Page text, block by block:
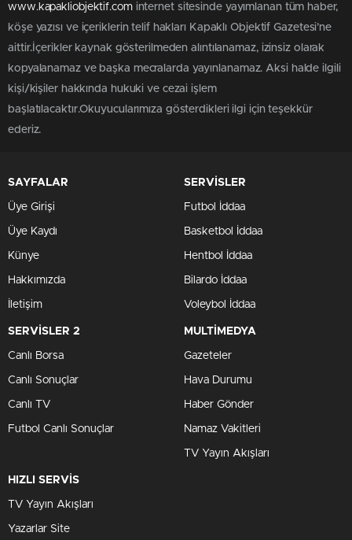
www.kapakliobjektif.cominternet sitesinde yayımlanan tüm haber,
köşe yazısı ve içeriklerin telif hakları Kapaklı Objektif Gazetesi’ne
aittir.İçerikler kaynak gösterilmeden alıntılanamaz, izinsiz olarak
kopyalanamaz ve başka mecralarda yayınlanamaz. Aksi halde ilgili
kişi/kişiler hakkında hukuki ve cezai işlem
başlatılacaktır.Okuyucularımıza gösterdikleri ilgi için teşekkür
ederiz.
SAYFALAR
Üye Girişi
Üye Kaydı
Künye
Hakkımızda
İletişim
SERVİSLER
Futbol İddaa
Basketbol İddaa
Hentbol İddaa
Bilardo İddaa
Voleybol İddaa
SERVİSLER 2
Canlı Borsa
Canlı Sonuçlar
Canlı TV
Futbol Canlı Sonuçlar
MULTİMEDYA
Gazeteler
Hava Durumu
Haber Gönder
Namaz Vakitleri
TV Yayın Akışları
HIZLI SERVİS
TV Yayın Akışları
Yazarlar Site